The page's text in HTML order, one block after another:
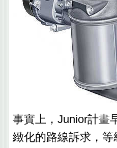
事實上，Junior計畫
緻化的路線訴求，